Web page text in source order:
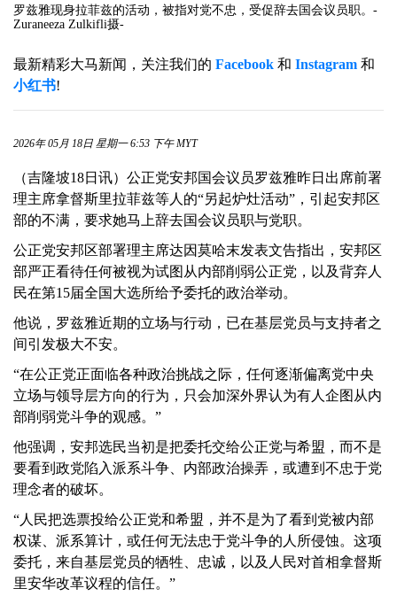
罗兹雅现身拉菲兹的活动，被指对党不忠，受促辞去国会议员职。-
Zuraneeza Zulkifli摄-
最新精彩大马新闻，关注我们的 Facebook 和 Instagram 和
小红书!
2026年 05月 18日 星期一 6:53 下午 MYT
（吉隆坡18日讯）公正党安邦国会议员罗兹雅昨日出席前署
理主席拿督斯里拉菲兹等人的“另起炉灶活动”，引起安邦区
部的不满，要求她马上辞去国会议员职与党职。
公正党安邦区部署理主席达因莫哈末发表文告指出，安邦区
部严正看待任何被视为试图从内部削弱公正党，以及背弃人
民在第15届全国大选所给予委托的政治举动。
他说，罗兹雅近期的立场与行动，已在基层党员与支持者之
间引发极大不安。
“在公正党正面临各种政治挑战之际，任何逐渐偏离党中央
立场与领导层方向的行为，只会加深外界认为有人企图从内
部削弱党斗争的观感。”
他强调，安邦选民当初是把委托交给公正党与希盟，而不是
要看到政党陷入派系斗争、内部政治操弄，或遭到不忠于党
理念者的破坏。
“人民把选票投给公正党和希盟，并不是为了看到党被内部
权谋、派系算计，或任何无法忠于党斗争的人所侵蚀。这项
委托，来自基层党员的牺牲、忠诚，以及人民对首相拿督斯
里安华改革议程的信任。”